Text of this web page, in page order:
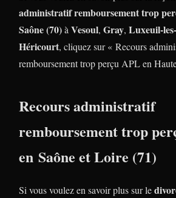
administratif remboursement trop
Saône (70)à Vesoul, Gray, Luxeuil-
Héricourt, cliquez sur « Recours
remboursement trop perçu APL en
Recours administratif
remboursement trop
en Saône et Loire (71)
Si vous voulez en savoir plus sur le